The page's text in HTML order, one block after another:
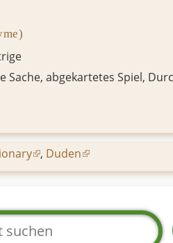
Sache, abgekartetes Spiel,
, Duden